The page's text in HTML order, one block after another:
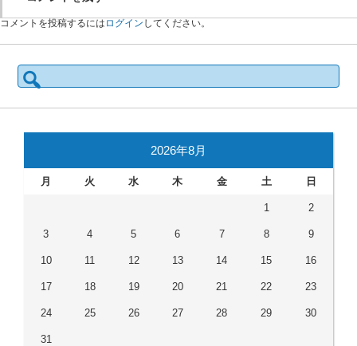
コメントを投稿するには ログイン してください。
検
索:
2026年8月
月 火 水 木 金 土 日
1 2
3 4 5 6 7 8 9
10 11 12 13 14 15 16
17 18 19 20 21 22 23
24 25 26 27 28 29 30
31